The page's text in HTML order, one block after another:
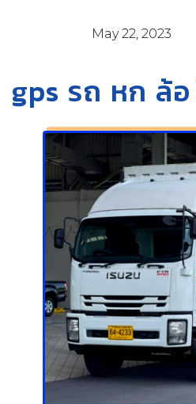
May 22, 2023
gps รถ หก ล้